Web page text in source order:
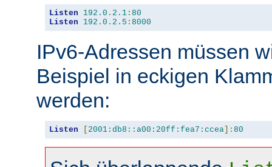
Listen 192.0 . 2.1 : 80
Listen
192.0 . 2.5 : 8000
IPv6-Adressen müssen
Beispiel in eckigen
werden:
Listen [ 2001:db8::a00:20ff:fea7:ccea]: 80